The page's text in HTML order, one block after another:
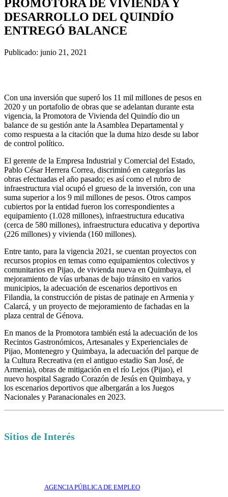
PROMOTORA DE VIVIENDA Y
DESARROLLO DEL QUINDÍO
ENTREGÓ BALANCE
Publicado: junio 21, 2021
Con una inversión que superó los 11 mil millones de pesos en
2020 y un portafolio de obras que se adelantan durante esta
vigencia, la Promotora de Vivienda del Quindío dio un
balance de su gestión ante la Asamblea Departamental y
como respuesta a la citación que la duma hizo desde su labor
de control político.
El gerente de la Empresa Industrial y Comercial del Estado,
Pablo César Herrera Correa, discriminó en categorías las
obras efectuadas el año pasado; es así como el rubro de
infraestructura vial ocupó el grueso de la inversión, con una
suma superior a los 9 mil millones de pesos. Otros campos
cubiertos por la entidad fueron los correspondientes a
equipamiento (1.028 millones), infraestructura educativa
(cerca de 580 millones), infraestructura educativa y deportiva
(226 millones) y vivienda (160 millones).
Entre tanto, para la vigencia 2021, se cuentan proyectos con
recursos propios en temas como equipamientos colectivos y
comunitarios en Pijao, de vivienda nueva en Quimbaya, el
mejoramiento de vías urbanas de bajo tránsito en varios
municipios, la adecuación de escenarios deportivos en
Filandia, la construcción de pistas de patinaje en Armenia y
Calarcá, y un proyecto de mejoramiento de fachadas en la
plaza central de Génova.
En manos de la Promotora también está la adecuación de los
Recintos Gastronómicos, Artesanales y Experienciales de
Pijao, Montenegro y Quimbaya, la adecuación del parque de
la Cultura Recreativa (en el antiguo estadio San José, de
Armenia), obras de mitigación en el río Lejos (Pijao), el
nuevo hospital Sagrado Corazón de Jesús en Quimbaya, y
los escenarios deportivos que albergarán a los Juegos
Nacionales y Paranacionales en 2023.
Sitios de Interés
AGENCIA PÚBLICA DE EMPLEO